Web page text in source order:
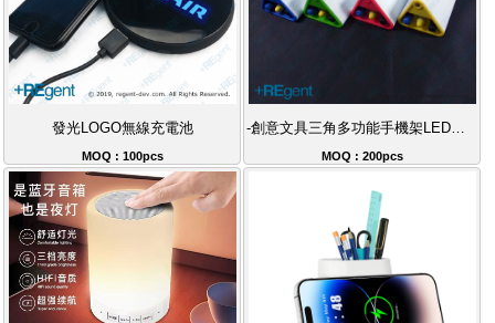
發光LOGO無線充電池
MOQ : 100pcs
-創意文具三角多功能手機架LED燈筆
MOQ : 200pcs